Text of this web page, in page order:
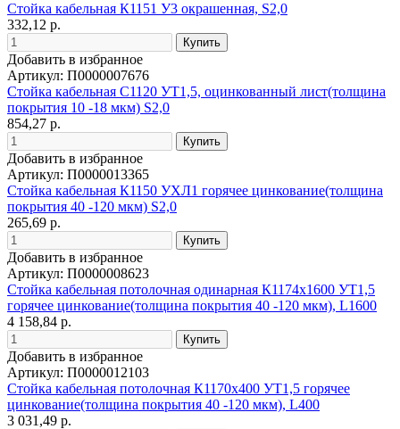
Стойка кабельная К1151 У3 окрашенная, S2,0
332,12 р.
Добавить в избранное
Артикул: П0000007676
Стойка кабельная С1120 УТ1,5, оцинкованный лист(толщина
покрытия 10 -18 мкм) S2,0
854,27 р.
Добавить в избранное
Артикул: П0000013365
Стойка кабельная К1150 УХЛ1 горячее цинкование(толщина
покрытия 40 -120 мкм) S2,0
265,69 р.
Добавить в избранное
Артикул: П0000008623
Стойка кабельная потолочная одинарная К1174х1600 УТ1,5
горячее цинкование(толщина покрытия 40 -120 мкм), L1600
4 158,84 р.
Добавить в избранное
Артикул: П0000012103
Стойка кабельная потолочная К1170х400 УТ1,5 горячее
цинкование(толщина покрытия 40 -120 мкм), L400
3 031,49 р.